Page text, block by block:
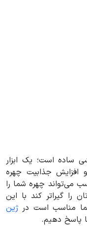
ساده است؛ یک ابزار
افزایش جذابیت چهره
می‌تواند چهره شما را
را گیراتر کند با این
مناسب است در ژین
پاسخ ‌دهیم.